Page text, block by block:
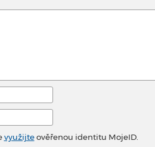
využijteověřenou identitu MojeID.